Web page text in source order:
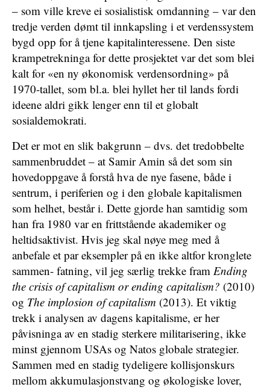
– som ville kreve ei sosialistisk omdanning – var den
tredje verden dømt til innkapsling i et verdenssystem
bygd opp for å tjene kapitalinteressene. Den siste
krampetrekninga for dette prosjektet var det som blei
kalt for «en ny økonomisk verdensordning» på
1970-tallet, som bl.a. blei hyllet her til lands fordi
ideene aldri gikk lenger enn til et globalt
sosialdemokrati.
Det er mot en slik bakgrunn – dvs. det tredobbelte
sammenbruddet – at Samir Amin så det som sin
hovedoppgave å forstå hva de nye fasene, både i
sentrum, i periferien og i den globale kapitalismen
som helhet, består i. Dette gjorde han samtidig som
han fra 1980 var en frittstående akademiker og
heltidsaktivist. Hvis jeg skal nøye meg med å
anbefale et par eksempler på en ikke altfor kronglete
sammen- fatning, vil jeg særlig trekke fram Ending
the crisis of capitalism or ending capitalism? (2010)
og The implosion of capitalism (2013). Et viktig
trekk i analysen av dagens kapitalisme, er her
påvisninga av en stadig sterkere militarisering, ikke
minst gjennom USAs og Natos globale strategier.
Sammen med en stadig tydeligere kollisjonskurs
mellom akkumulasjonstvang og økologiske lover,